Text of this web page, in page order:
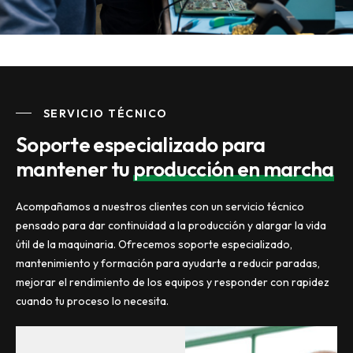
SERVICIO TÉCNICO
Soporte especializado para
mantener tuproducción en marcha
Acompañamos a nuestros clientes con un servicio técnico
pensado para dar continuidad a la producción y alargar la vida
útil de la maquinaria. Ofrecemos soporte especializado,
mantenimiento y formación para ayudarte a reducir paradas,
mejorar el rendimiento de los equipos y responder con rapidez
cuando tu proceso lo necesita.